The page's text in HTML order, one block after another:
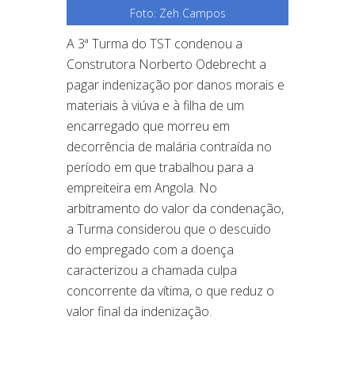
Foto: Zeh Campos
A 3ª Turma do TST condenou a
Construtora Norberto Odebrecht a
pagar indenização por danos morais e
materiais à viúva e à filha de um
encarregado que morreu em
decorrência de malária contraída no
período em que trabalhou para a
empreiteira em Angola. No
arbitramento do valor da condenação,
a Turma considerou que o descuido
do empregado com a doença
caracterizou a chamada culpa
concorrente da vítima, o que reduz o
valor final da indenização.